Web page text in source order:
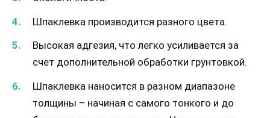
Шпаклевка производится разного цвета.
Высокая адгезия, что легко усиливается за
счет дополнительной обработки грунтовкой.
Шпаклевка наносится в разном диапазоне
толщины – начиная с самого тонкого и до